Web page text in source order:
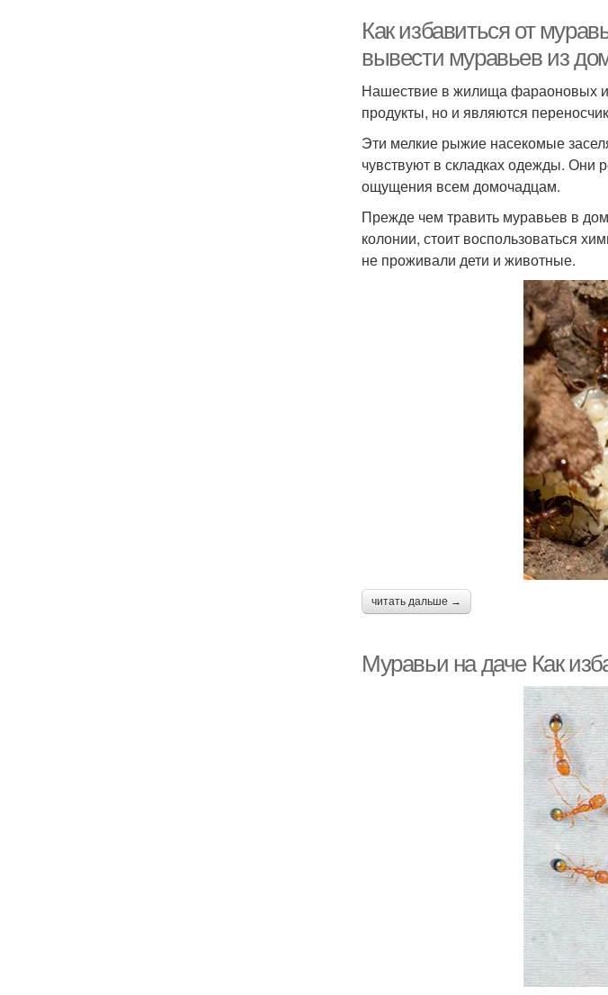
Как избавиться от
вывести муравьев из
Нашествие в жилища фараоновых
продукты, но и являются
Эти мелкие рыжие насекомые
чувствуют в складках одежды. Они
ощущения всем домочадцам.
Прежде чем травить муравьев в
колонии, стоит воспользоваться
не проживали дети и животные.
читать дальше →
Муравьи на даче Как